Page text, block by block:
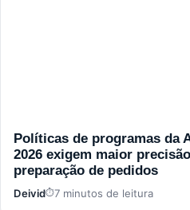
Políticas de programas da
2026 exigem maior
preparação de pedidos
Deivid 7 minutos de leitura